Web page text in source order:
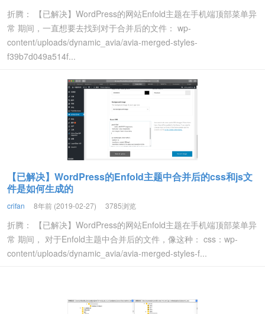
折腾： 【已解决】WordPress的网站Enfold主题在手机端顶部菜单异
常 期间，一直想要去找到对于合并后的文件： wp-
content/uploads/dynamic_avia/avia-merged-styles-
f39b7d049a514f...
【已解决】WordPress的Enfold主题中合并后的css和js文
件是如何生成的
crifan 8年前 (2019-02-27) 3785浏览
折腾： 【已解决】WordPress的网站Enfold主题在手机端顶部菜单异
常 期间， 对于Enfold主题中合并后的文件，像这种： css：wp-
content/uploads/dynamic_avia/avia-merged-styles-f...